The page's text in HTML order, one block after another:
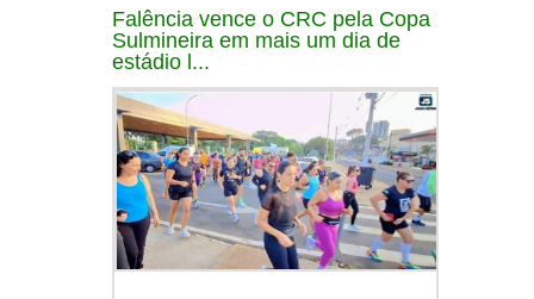
Falência vence o CRC pela Copa
Sulmineira em mais um dia de
estádio l...